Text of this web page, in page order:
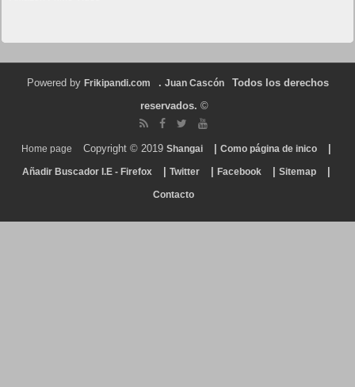
Powered by Frikipandi.com . Juan Cascón
Todos los derechos
reservados. ©
Home page Copyright © 2019 Shangai Como página de inico
Añadir Buscador I.E - Firefox Twitter Facebook Sitemap
Contacto